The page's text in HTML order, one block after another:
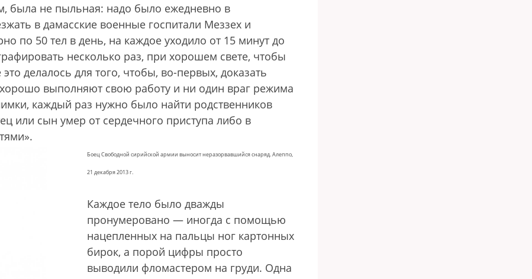
была не пыльная: надо было ежедневно в
в дамасские военные госпитали Меззех и
по 50 тел в день, на каждое уходило от 15 минут до
несколько раз, при хорошем свете, чтобы
делалось для того, чтобы, во-первых, доказать
хорошо выполняют свою работу и ни один враг режима
каждый раз нужно было найти родственников
или сын умер от сердечного приступа либо в
Боец Свободной сирийской армии выносит неразорвавшийся снаряд. Алеппо,
21 декабря 2013 г.
Каждое тело было дважды
пронумеровано — иногда с помощью
нацепленных на пальцы ног картонных
бирок, а порой цифры просто
выводили фломастером на груди. Одна